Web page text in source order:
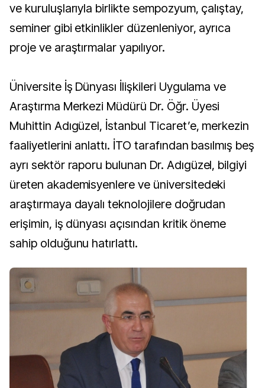
ve kuruluşlarıyla birlikte sempozyum, çalıştay,
seminer gibi etkinlikler düzenleniyor, ayrıca
proje ve araştırmalar yapılıyor.
Üniversite İş Dünyası İlişkileri Uygulama ve
Araştırma Merkezi Müdürü Dr. Öğr. Üyesi
Muhittin Adıgüzel, İstanbul Ticaret’e, merkezin
faaliyetlerini anlattı. İTO tarafından basılmış beş
ayrı sektör raporu bulunan Dr. Adıgüzel, bilgiyi
üreten akademisyenlere ve üniversitedeki
araştırmaya dayalı teknolojilere doğrudan
erişimin, iş dünyası açısından kritik öneme
sahip olduğunu hatırlattı.